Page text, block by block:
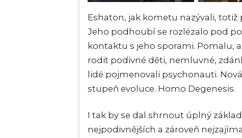
Eshaton, jak kometu nazývali, totiž
Jeho podhoubí se rozlézalo pod
kontaktu s jeho sporami. Pomalu,
rodit podivné děti, nemluvné,
lidé pojmenovali psychonauti.
stupeň evoluce. Homo Degenesis.
I tak by se dal shrnout úplný
nejpodivnějších a zároveň